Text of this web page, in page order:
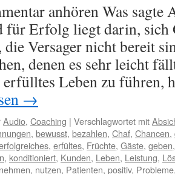
anhören Was sagte
für Erfolg liegt darin, sich
die Versager nicht bereit
denen es sehr leicht
erfülltes Leben zu führen,
→
Audio, Coaching | Verschlagwortet mit
, bewusst, bezahlen, Chaf, Chancen,
, erfültes, Früchte, Gäste, geben
, konditioniert, Kunden, Leben, Leistung,
nehmen, nutzen, Patienten, positiv, Probleme